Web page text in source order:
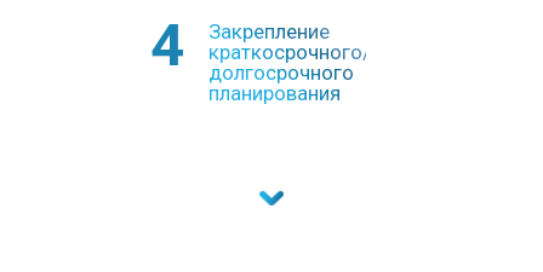
4
Закрепление
краткосрочного/
долгосрочного
планирования